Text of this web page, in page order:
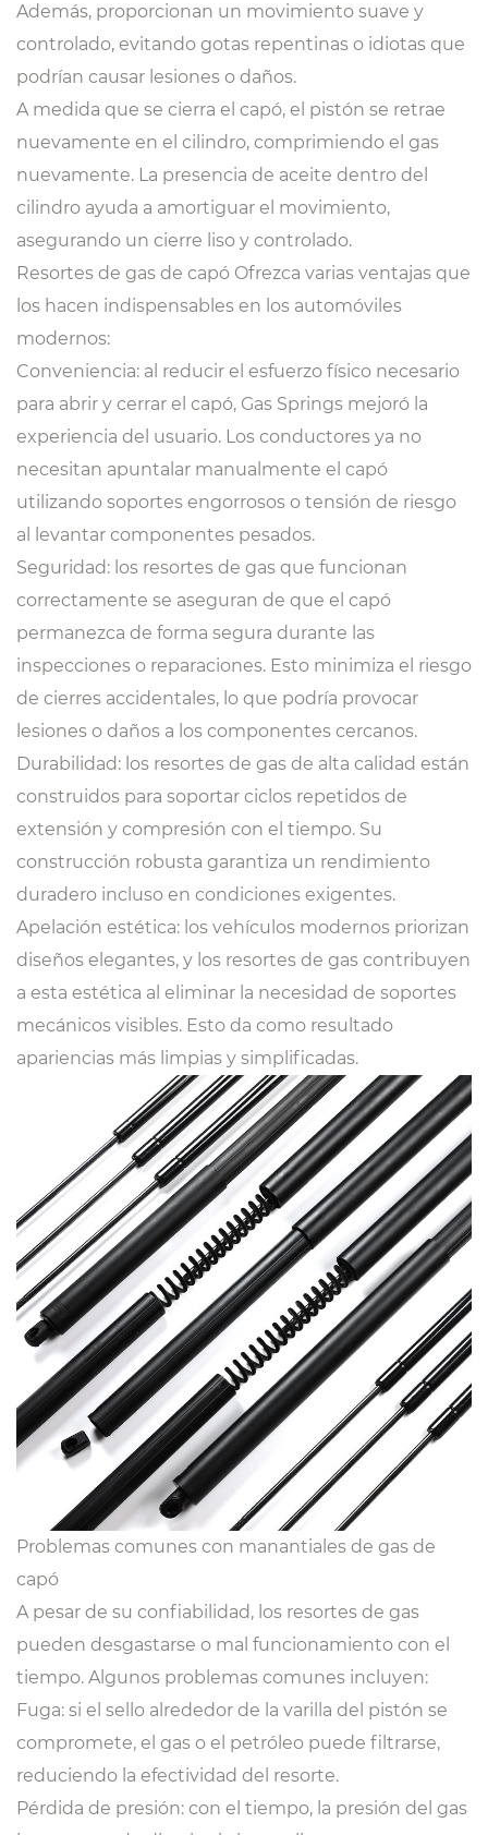
Además, proporcionan un movimiento suave y
controlado, evitando gotas repentinas o idiotas que
podrían causar lesiones o daños.
A medida que se cierra el capó, el pistón se retrae
nuevamente en el cilindro, comprimiendo el gas
nuevamente. La presencia de aceite dentro del
cilindro ayuda a amortiguar el movimiento,
asegurando un cierre liso y controlado.
Resortes de gas de capó Ofrezca varias ventajas que
los hacen indispensables en los automóviles
modernos:
Conveniencia: al reducir el esfuerzo físico necesario
para abrir y cerrar el capó, Gas Springs mejoró la
experiencia del usuario. Los conductores ya no
necesitan apuntalar manualmente el capó
utilizando soportes engorrosos o tensión de riesgo
al levantar componentes pesados.
Seguridad: los resortes de gas que funcionan
correctamente se aseguran de que el capó
permanezca de forma segura durante las
inspecciones o reparaciones. Esto minimiza el riesgo
de cierres accidentales, lo que podría provocar
lesiones o daños a los componentes cercanos.
Durabilidad: los resortes de gas de alta calidad están
construidos para soportar ciclos repetidos de
extensión y compresión con el tiempo. Su
construcción robusta garantiza un rendimiento
duradero incluso en condiciones exigentes.
Apelación estética: los vehículos modernos priorizan
diseños elegantes, y los resortes de gas contribuyen
a esta estética al eliminar la necesidad de soportes
mecánicos visibles. Esto da como resultado
apariencias más limpias y simplificadas.
Problemas comunes con manantiales de gas de
capó
A pesar de su confiabilidad, los resortes de gas
pueden desgastarse o mal funcionamiento con el
tiempo. Algunos problemas comunes incluyen:
Fuga: si el sello alrededor de la varilla del pistón se
compromete, el gas o el petróleo puede filtrarse,
reduciendo la efectividad del resorte.
Pérdida de presión: con el tiempo, la presión del gas